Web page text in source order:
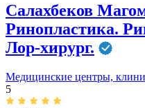
Салахбеков
Ринопластика.
Лор-хирург.
Медицинские центры,
5